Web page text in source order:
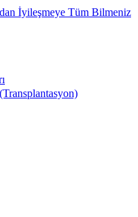
İyileşmeye Tüm Bilmeniz